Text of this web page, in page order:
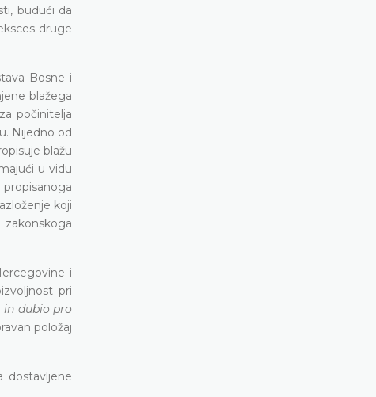
budući da
druge
Bosne i
blažega
počinitelja
Nijedno od
blažu
u vidu
koji
i
pri
in dubio pro
položaj
dostavljene